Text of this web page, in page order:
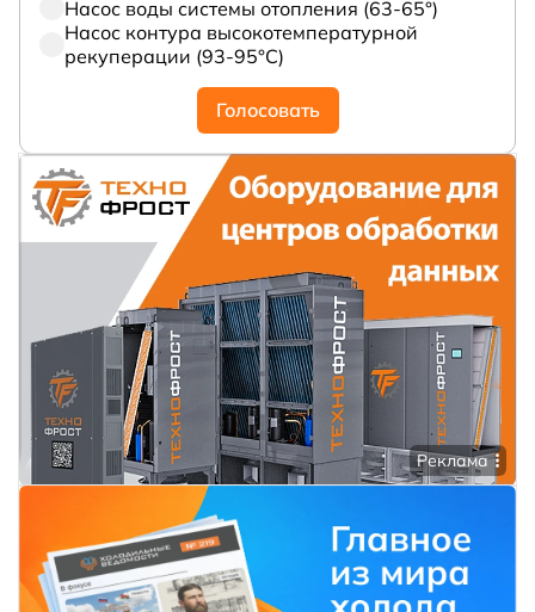
Насос воды системы отопления (63-65°)
Насос контура высокотемпературной
рекуперации (93-95°С)
Голосовать
Реклама